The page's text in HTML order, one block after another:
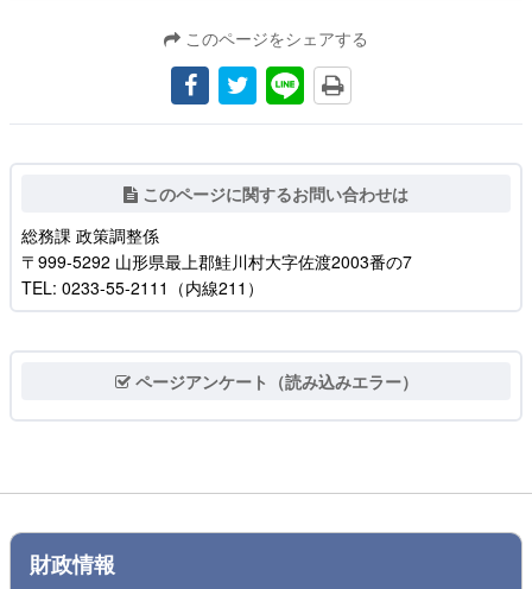
このページをシェアする
このページに関するお問い合わせは
総務課 政策調整係
〒999-5292 山形県最上郡鮭川村大字佐渡2003番の7
TEL: 0233-55-2111（内線211）
ページアンケート（読み込みエラー）
財政情報